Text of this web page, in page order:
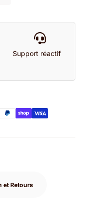
Support réactif
et Retours